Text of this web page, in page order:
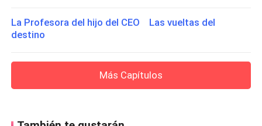
La Profesora del hijo del CEO Las vueltas del
destino
Más Capítulos